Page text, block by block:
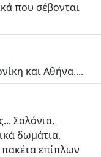
που σέβονται
και Αθήνα....
Σαλόνια,
δωμάτια,
πακέτα επίπλων